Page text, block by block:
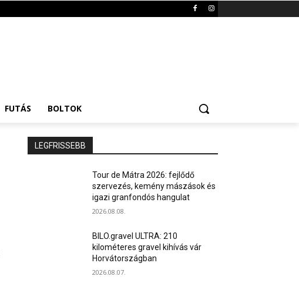
FUTÁS BOLTOK
LEGFRISSEBB
Tour de Mátra 2026: fejlődő
szervezés, kemény mászások és
igazi granfondós hangulat
2026.08.08.
BILO.gravel ULTRA: 210
kilométeres gravel kihívás vár
Horvátországban
2026.08.07.